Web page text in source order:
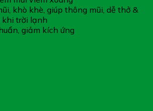
khò khè, giúp thông mũi, dễ thở &
khi trời lạnh
giảm kích ứng